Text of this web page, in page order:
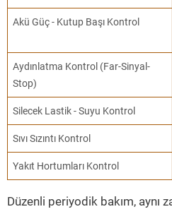
Akü Güç - Kutup Başı Kontrol
Aydınlatma Kontrol (Far-Sinyal-
Stop)
Silecek Lastik - Suyu Kontrol
Sıvı Sızıntı Kontrol
Yakıt Hortumları Kontrol
Düzenli periyodik bakım, aynı